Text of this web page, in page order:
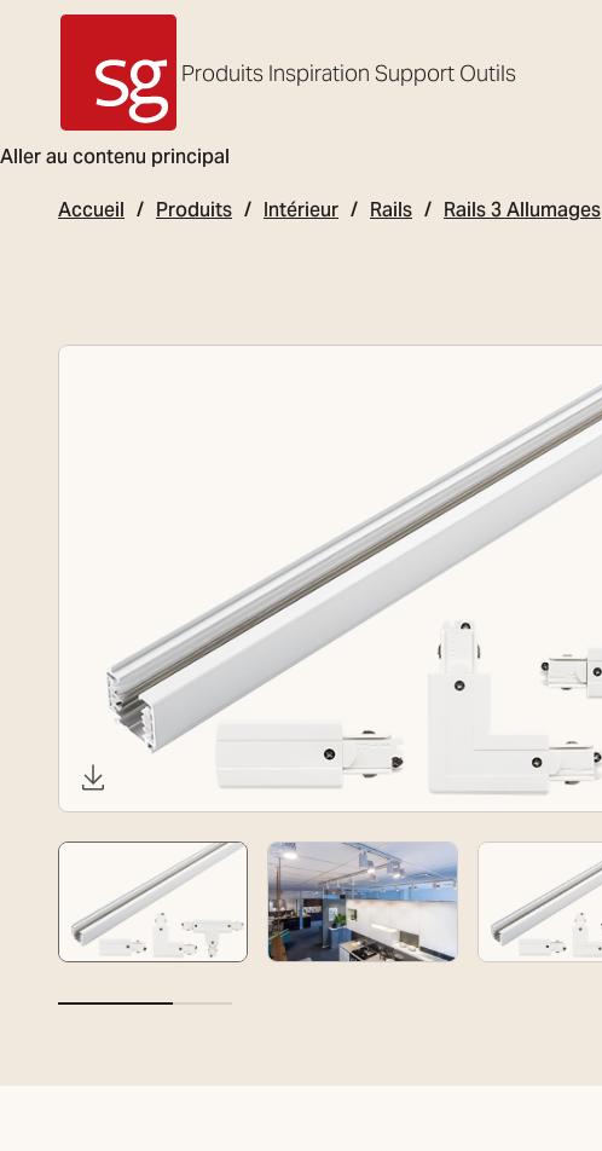
Aller au contenu principal
SG Armaturen
Produits Inspiration Support Outils
Accueil Produits Intérieur Rails Rails 3 Allumages